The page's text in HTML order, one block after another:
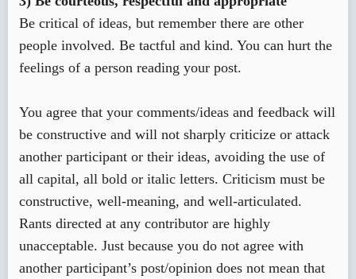
Be critical of ideas, but remember there are other
people involved. Be tactful and kind. You can hurt the
feelings of a person reading your post.
You agree that your comments/ideas and feedback will
be constructive and will not sharply criticize or attack
another participant or their ideas, avoiding the use of
all capital, all bold or italic letters. Criticism must be
constructive, well-meaning, and well-articulated.
Rants directed at any contributor are highly
unacceptable. Just because you do not agree with
another participant’s post/opinion does not mean that